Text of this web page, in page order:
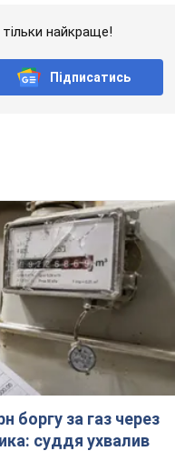
найкраще!
Підписатись
боргу за газ через
суддя ухвалив